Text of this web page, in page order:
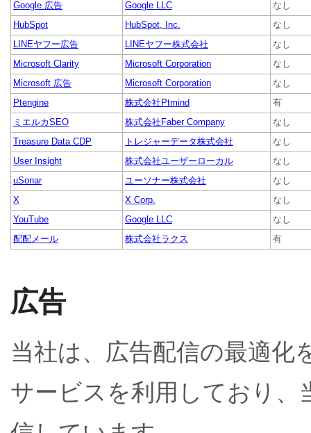
Google 広告
Google LLC
なし
HubSpot
HubSpot, Inc.
なし
LINEヤフー広告
LINEヤフー株式会社
なし
Microsoft Clarity
Microsoft Corporation
なし
Microsoft 広告
Microsoft Corporation
なし
Ptengine
株式会社Ptmind
有
ミエルカSEO
株式会社Faber Company
なし
Treasure Data CDP
トレジャーデータ株式会社
なし
User Insight
株式会社ユーザーローカル
なし
uSonar
ユーソナー株式会社
なし
X
X Corp.
なし
YouTube
Google LLC
なし
配配メール
株式会社ラクス 有
広告
当社は、広告配信の最適化
サービスを利用しており、